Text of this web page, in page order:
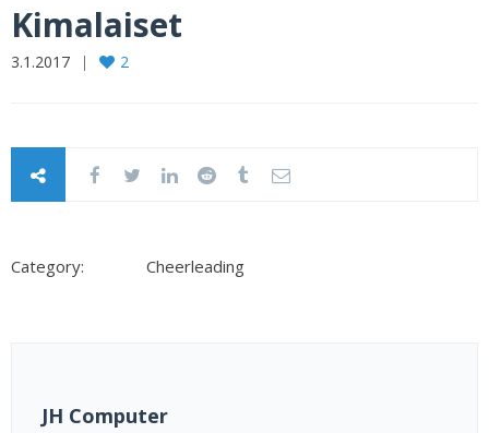
Kimalaiset
3.1.2017 2
Category: Cheerleading
JH Computer